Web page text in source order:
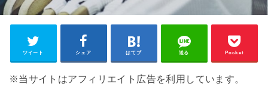
ツイート シェア はてブ 送る Pocket
※当サイトはアフィリエイト広告を利用しています。